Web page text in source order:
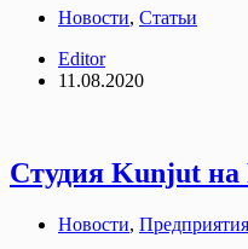
Новости, Статьи
Editor
11.08.2020
Студия Kunjut на
Новости, Предприятия